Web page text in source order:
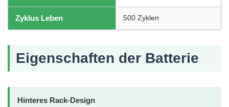
Zyklus Leben 500 Zyklen
Eigenschaften der Batterie
Hinteres Rack-Design